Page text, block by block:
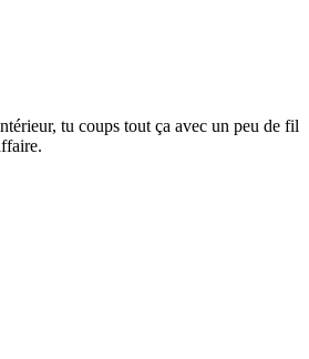
tu coups tout ça avec un peu de fil